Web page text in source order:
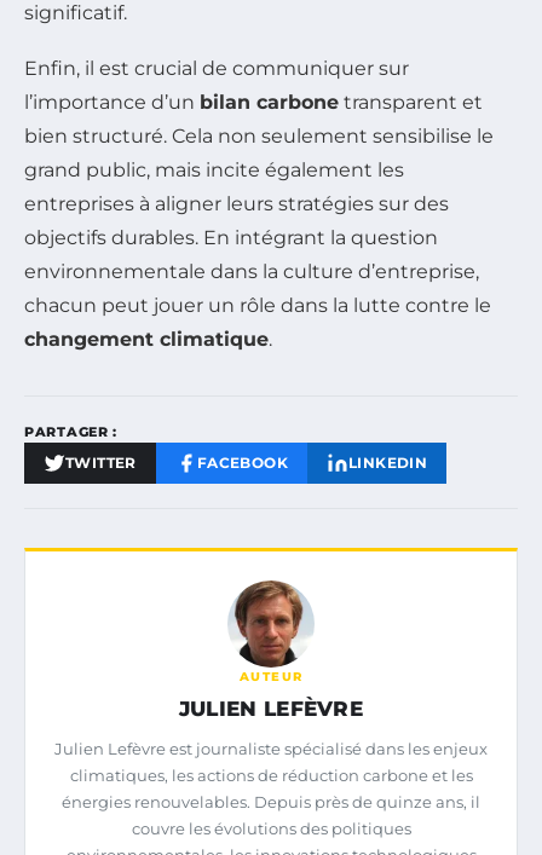
significatif.
Enfin, il est crucial de communiquer sur
l’importance d’un bilan carbone transparent et
bien structuré. Cela non seulement sensibilise le
grand public, mais incite également les
entreprises à aligner leurs stratégies sur des
objectifs durables. En intégrant la question
environnementale dans la culture d’entreprise,
chacun peut jouer un rôle dans la lutte contre le
changement climatique.
PARTAGER :
TWITTER FACEBOOK LINKEDIN
AUTEUR
JULIEN LEFÈVRE
Julien Lefèvre est journaliste spécialisé dans les enjeux
climatiques, les actions de réduction carbone et les
énergies renouvelables. Depuis près de quinze ans, il
couvre les évolutions des politiques